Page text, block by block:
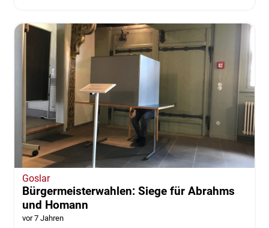
Goslar
Bürgermeisterwahlen: Siege für Abrahms
und Homann
vor 7 Jahren